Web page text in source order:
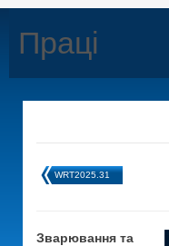
Праці
WRT2025.31
Зварювання та